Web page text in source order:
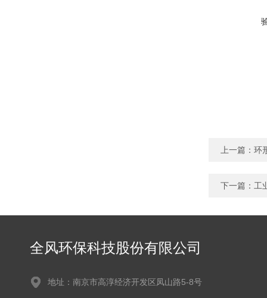
上一篇： 环
下一篇： 工
全风环保科技股份有限公司
地址：南京市高淳经济开发区凤山路5-8号